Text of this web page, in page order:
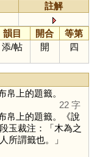
註解
韻目 開合
等第
添/帖 開 四
帛上的題籤。
22 字
帛上的題籤。《說
玉裁注：「木為之
所謂籤也。」